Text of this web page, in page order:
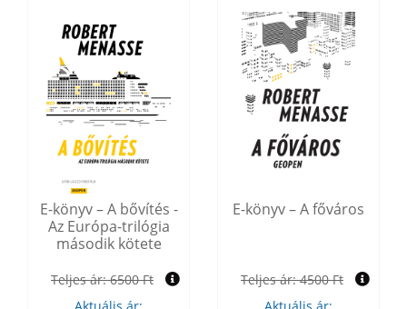
E-könyv – A bővítés -
Az Európa-trilógia
második kötete
Teljes ár:6500 Ft
E-könyv – A főváros
Teljes ár:4500 Ft